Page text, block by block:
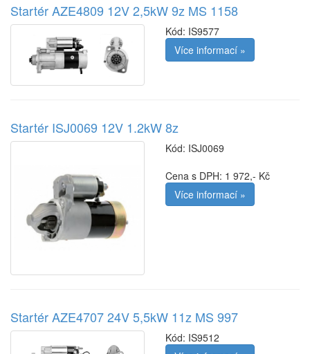
Startér AZE4809 12V 2,5kW 9z MS 1158
Kód: IS9577
Více informací »
Startér ISJ0069 12V 1.2kW 8z
Kód: ISJ0069
Cena s DPH: 1 972,- Kč
Více informací »
Startér AZE4707 24V 5,5kW 11z MS 997
Kód: IS9512